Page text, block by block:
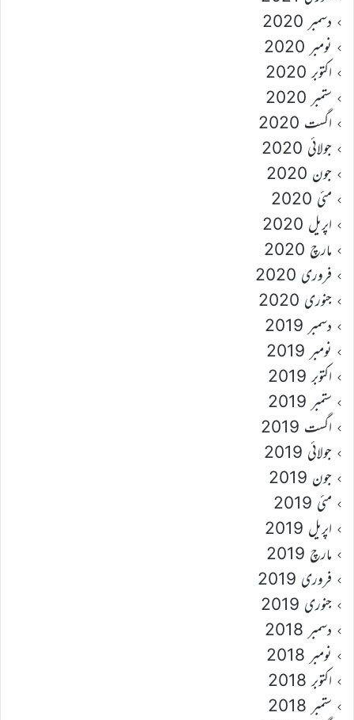
دسمبر 2020
نومبر 2020
اکتوبر 2020
ستمبر 2020
اگست 2020
جولائی 2020
جون 2020
مئی 2020
اپریل 2020
مارچ 2020
فروری 2020
جنوری 2020
دسمبر 2019
نومبر 2019
اکتوبر 2019
ستمبر 2019
اگست 2019
جولائی 2019
جون 2019
مئی 2019
اپریل 2019
مارچ 2019
فروری 2019
جنوری 2019
دسمبر 2018
نومبر 2018
اکتوبر 2018
ستمبر 2018